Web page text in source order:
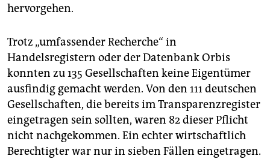
hervorgehen.
Trotz „umfassender Recherche“ in
Handelsregistern oder der Datenbank Orbis
konnten zu 135 Gesellschaften keine Eigentümer
ausfindig gemacht werden. Von den 111 deutschen
Gesellschaften, die bereits im Transparenzregister
eingetragen sein sollten, waren 82 dieser Pflicht
nicht nachgekommen. Ein echter wirtschaftlich
Berechtigter war nur in sieben Fällen eingetragen.